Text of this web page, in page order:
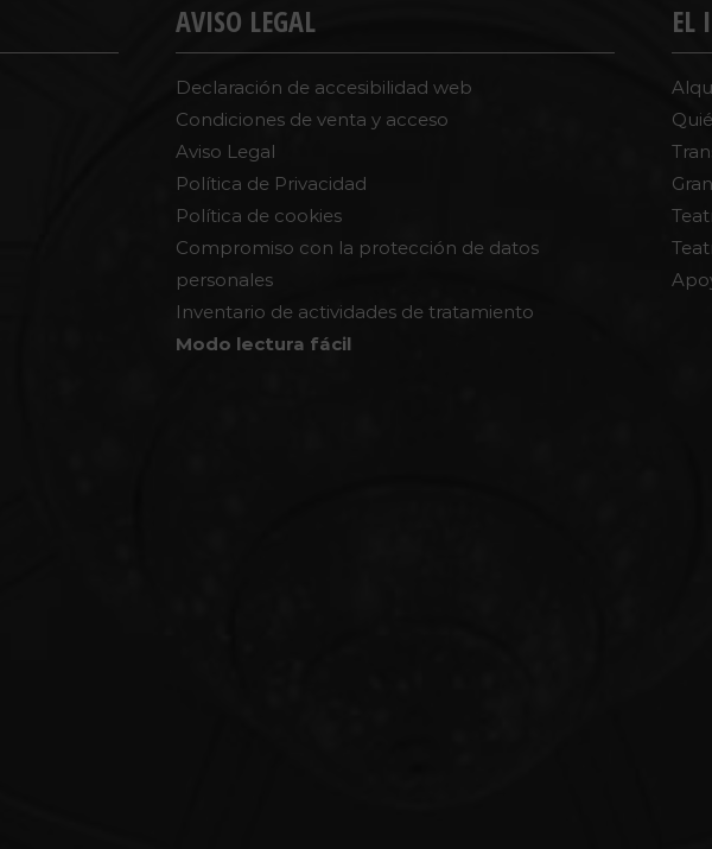
AVISO LEGAL
Declaración de accesibilidad web
Condiciones de venta y acceso
Aviso Legal
Política de Privacidad
Política de cookies
Compromiso con la protección de datos
personales
Inventario de actividades de tratamiento
Modo lectura fácil
EL